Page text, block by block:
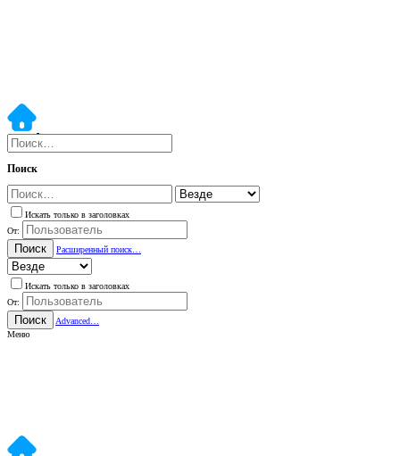
Поиск
Искать только в заголовках
От:
Поиск Расширенный поиск…
Искать только в заголовках
От:
Поиск
Advanced…
Меню